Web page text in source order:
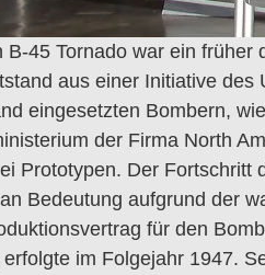
B-45 Tornado war ein
aus einer Initiative
eingesetzten Bombern,
der Firma North
Prototypen. Der
Bedeutung aufgrund der
für den
im Folgejahr 1947.